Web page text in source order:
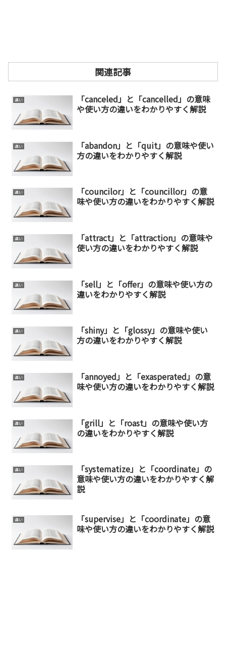
関連記事
違い
「canceled」と「cancelled」の意味
や使い方の違いをわかりやすく解説
違い
「abandon」と「quit」の意味や使い
方の違いをわかりやすく解説
違い
「councilor」と「councillor」の意
味や使い方の違いをわかりやすく解説
違い
「attract」と「attraction」の意味や
使い方の違いをわかりやすく解説
違い
「sell」と「offer」の意味や使い方の
違いをわかりやすく解説
違い
「shiny」と「glossy」の意味や使い
方の違いをわかりやすく解説
違い
「annoyed」と「exasperated」の意
味や使い方の違いをわかりやすく解説
違い
「grill」と「roast」の意味や使い方
の違いをわかりやすく解説
違い
「systematize」と「coordinate」の
意味や使い方の違いをわかりやすく解
説
違い
「supervise」と「coordinate」の意
味や使い方の違いをわかりやすく解説